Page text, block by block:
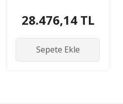
28.476,14 TL
Sepete Ekle